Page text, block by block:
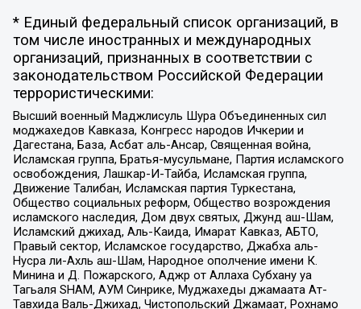
* Единый федеральный список организаций, в
том числе иностранных и международных
организаций, признанных в соответствии с
законодательством Российской Федерации
террористическими:
Высший военный Маджлисуль Шура Объединенных сил
моджахедов Кавказа, Конгресс народов Ичкерии и
Дагестана, База, Асбат аль-Ансар, Священная война,
Исламская группа, Братья-мусульмане, Партия исламского
освобождения, Лашкар-И-Тайба, Исламская группа,
Движение Талибан, Исламская партия Туркестана,
Общество социальных реформ, Общество возрождения
исламского наследия, Дом двух святых, Джунд аш-Шам,
Исламский джихад, Аль-Каида, Имарат Кавказ, АБТО,
Правый сектор, Исламское государство, Джабха аль-
Нусра ли-Ахль аш-Шам, Народное ополчение имени К.
Минина и Д. Пожарского, Аджр от Аллаха Субхану уа
Тагьаля SHAM, АУМ Синрике, Муджахеды джамаата Ат-
Тавхида Валь-Джихад, Чистопольский Джамаат, Рохнамо